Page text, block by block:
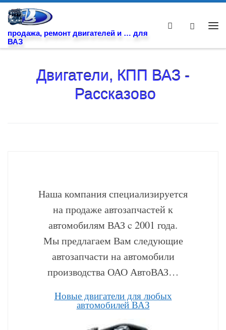
Skip to content
продажа, ремонт двигателей и … для
ВАЗ
Search
Двигатели, КПП ВАЗ -
Рассказово
Наша компания специализируется
на продаже автозапчастей к
автомобилям ВАЗ c 2001 года.
Мы предлагаем Вам следующие
автозапчасти на автомобили
производства ОАО АвтоВАЗ…
Hовые двигатели для любых
автомобилей ВАЗ